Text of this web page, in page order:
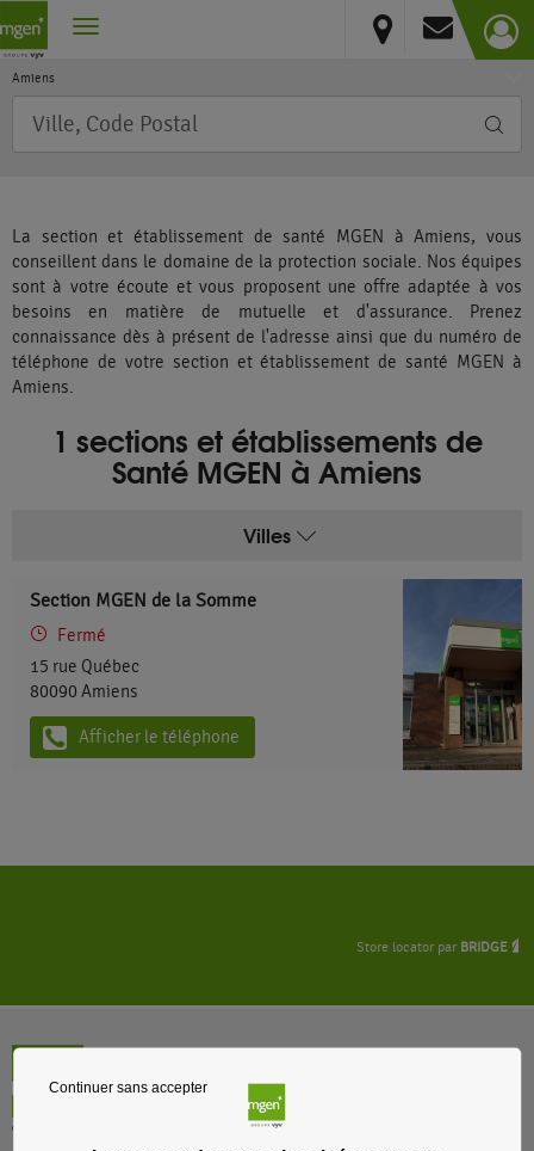
Continuer sans accepter
Somme
Amiens
Vous résidez hors France métropolitaine et DOM
La section et établissement de santé MGEN à Amiens, vous
conseillent dans le domaine de la protection sociale. Nos équipes
sont à votre écoute et vous proposent une offre adaptée à vos
besoins en matière de mutuelle et d'assurance. Prenez
connaissance dès à présent de l'adresse ainsi que du numéro de
téléphone de votre section et établissement de santé MGEN à
Amiens.
1 sections et établissements de
Santé MGEN à Amiens
Villes
Section MGEN de la Somme
Fermé
15 rue Québec
80090 Amiens
Afficher le téléphone
Store locator par BRIDGE